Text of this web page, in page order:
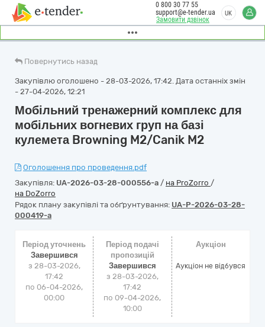
Замовити дзвінок
0 800 30 77 55
support@e-tender.ua
UK
Повернутись назад
Закупівлю оголошено - 28-03-2026, 17:42. Дата останніх змін
- 27-04-2026, 12:21
Мобільний тренажерний комплекс для
мобільних вогневих груп на базі
кулемета Browning M2/Canik M2
Оголошення про проведення.pdf
Закупівля: UA-2026-03-28-000556-a / на ProZorro /
на DoZorro
Рядок плану закупівлі та обґрунтування: UA-P-2026-03-28-
000419-a
Період уточнень
Завершився
з 28-03-2026,
17:42
по 06-04-2026,
00:00
Період подачі
пропозицій
Завершився
з 28-03-2026,
17:42
по 09-04-2026,
10:00
Аукціон
Аукціон не відбувся